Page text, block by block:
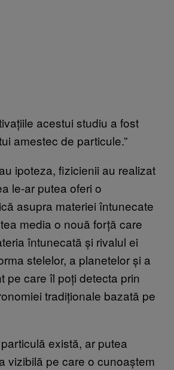
acestui studiu a fost
amestec de particule.”
ipoteza, fizicienii au realizat
le-ar putea oferi o
asupra materiei întunecate
media o nouă forță care
întunecată și rivalul ei
stelelor, a planetelor și a
pe care îl poți detecta prin
tradiționale bazată pe
există, ar putea
vizibilă pe care o cunoaștem